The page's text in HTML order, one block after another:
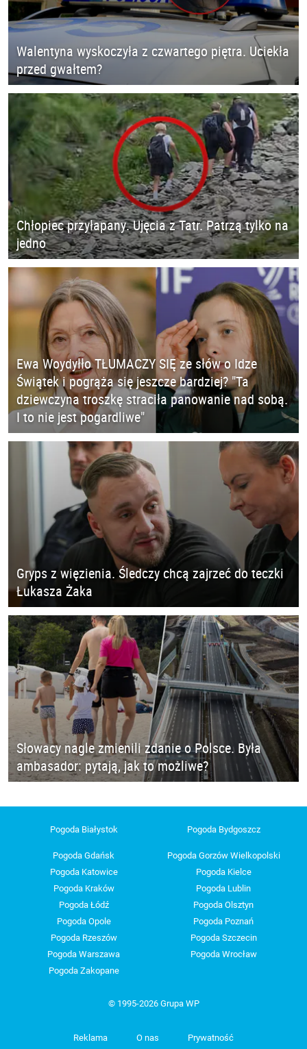
Walentyna wyskoczyła z czwartego piętra. Uciekła
przed gwałtem?
Chłopiec przyłapany. Ujęcia z Tatr. Patrzą tylko na
jedno
Ewa Woydyłło TŁUMACZY SIĘ ze słów o Idze
Świątek i pogrąża się jeszcze bardziej? "Ta
dziewczyna troszkę straciła panowanie nad sobą.
I to nie jest pogardliwe"
Gryps z więzienia. Śledczy chcą zajrzeć do teczki
Łukasza Żaka
Słowacy nagle zmienili zdanie o Polsce. Była
ambasador: pytają, jak to możliwe?
Pogoda Białystok Pogoda Bydgoszcz
Pogoda Gdańsk
Pogoda Gorzów Wielkopolski
Pogoda Katowice
Pogoda Kielce
Pogoda Kraków
Pogoda Lublin
Pogoda Łódź
Pogoda Olsztyn
Pogoda Opole
Pogoda Poznań
Pogoda Rzeszów
Pogoda Szczecin
Pogoda Warszawa
Pogoda Wrocław
Pogoda Zakopane
© 1995-2026 Grupa WP
Reklama O nas Prywatność